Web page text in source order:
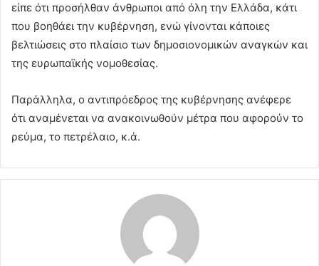
είπε ότι προσήλθαν άνθρωποι από όλη την Ελλάδα, κάτι
που βοηθάει την κυβέρνηση, ενώ γίνονται κάποιες
βελτιώσεις στο πλαίσιο των δημοσιονομικών αναγκών και
της ευρωπαϊκής νομοθεσίας.
Παράλληλα, ο αντιπρόεδρος της κυβέρνησης ανέφερε
ότι αναμένεται να ανακοινωθούν μέτρα που αφορούν το
ρεύμα, το πετρέλαιο, κ.ά.